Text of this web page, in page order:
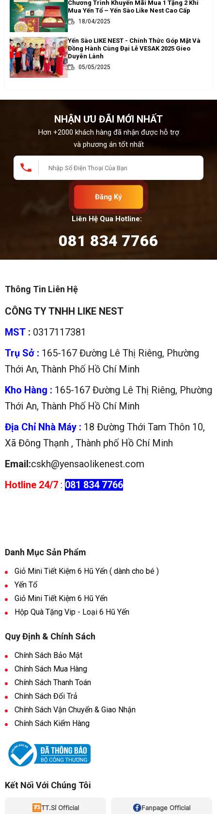
Chương Trình Khuyến Mãi Mua 1 Tặng 2 Khi
Mua Yến Tổ – Yến Sào Like Nest Cao Cấp
18/04/2025
Yến Sào LIKE NEST - Chính Thức Góp Mặt Và
Đồng Hành Cùng Đại Lễ VESAK 2025 Gieo
Duyên Lành
05/05/2025
NHẬN ƯU ĐÃI MỚI NHẤT
Hơn +2000 khách hàng đã nhận được hỗ trợ
và phương án tốt nhất
Đăng Ký
Liên Hệ Qua Hotline:
081 834 7766
Thông Tin Liên Hệ
CÔNG TY TNHH LIKE NEST
MST : 0317117381
Trụ Sở : 165-167 Đường Lê Thị Riêng, Phường
Thới An, Thành Phố Hồ Chí Minh
Kho Hàng : 165-167 Đường Lê Thị Riêng, Phường
Thới An, Thành Phố Hồ Chí Minh
Địa Chỉ Nhà Máy : 18 Đường Thới Tam Thôn 10,
Xã Đông Thạnh , Thành phố Hồ Chí Minh
Email:cskh@yensaolikenest.com
Hotline 24/7 : 081 834 7766
Danh Mục Sản Phẩm
Giỏ Mini Tiết Kiệm 6 Hũ Yến ( dành cho bé )
Yến Tổ
Giỏ Mini Tiết Kiệm 6 Hũ Yến
Hộp Quà Tặng Vip - Loại 6 Hũ Yến
Quy Định & Chính Sách
Chính Sách Bảo Mật
Chính Sách Mua Hàng
Chính Sách Thanh Toán
Chính Sách Đổi Trả
Chính Sách Vận Chuyển & Giao Nhận
Chính Sách Kiểm Hàng
Kết Nối Với Chúng Tôi
TT.Sỉ Official Fanpage Official